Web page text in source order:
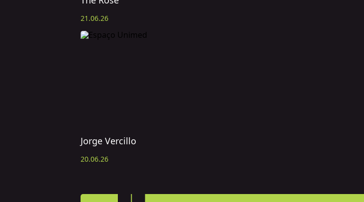
21.06.26
Jorge Vercillo
20.06.26